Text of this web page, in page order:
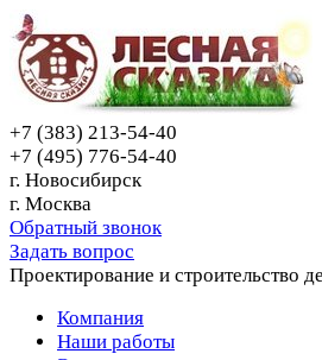
+7 (383) 213-54-40
+7 (495) 776-54-40
г. Новосибирск
г. Москва
Обратный звонок
Задать вопрос
Проектирование и строительство
Компания
Наши работы